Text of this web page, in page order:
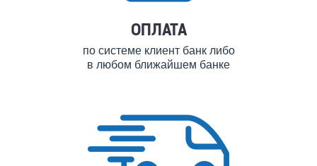
ОПЛАТА
по системе клиент банк либо
в любом ближайшем банке